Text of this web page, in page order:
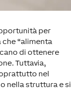
per
che “alimenta
di ottenere
Tuttavia,
nel
nella struttura e si